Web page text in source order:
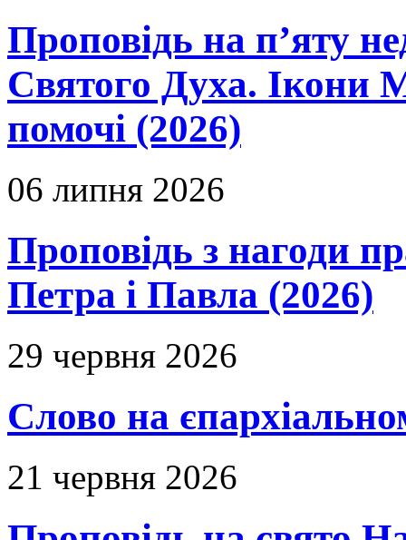
Проповідь на п’яту
Святого Духа. Ікони
помочі (2026)
06 липня 2026
Проповідь з нагоди
Петра і Павла (2026)
29 червня 2026
Слово на
21 червня 2026